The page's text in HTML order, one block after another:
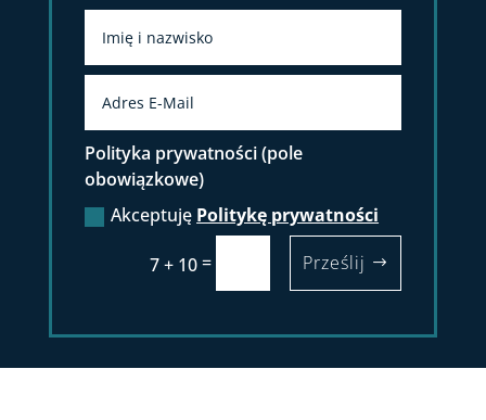
Polityka prywatności (pole
obowiązkowe)
Akceptuję Politykę prywatności
7 + 10= Prześlij